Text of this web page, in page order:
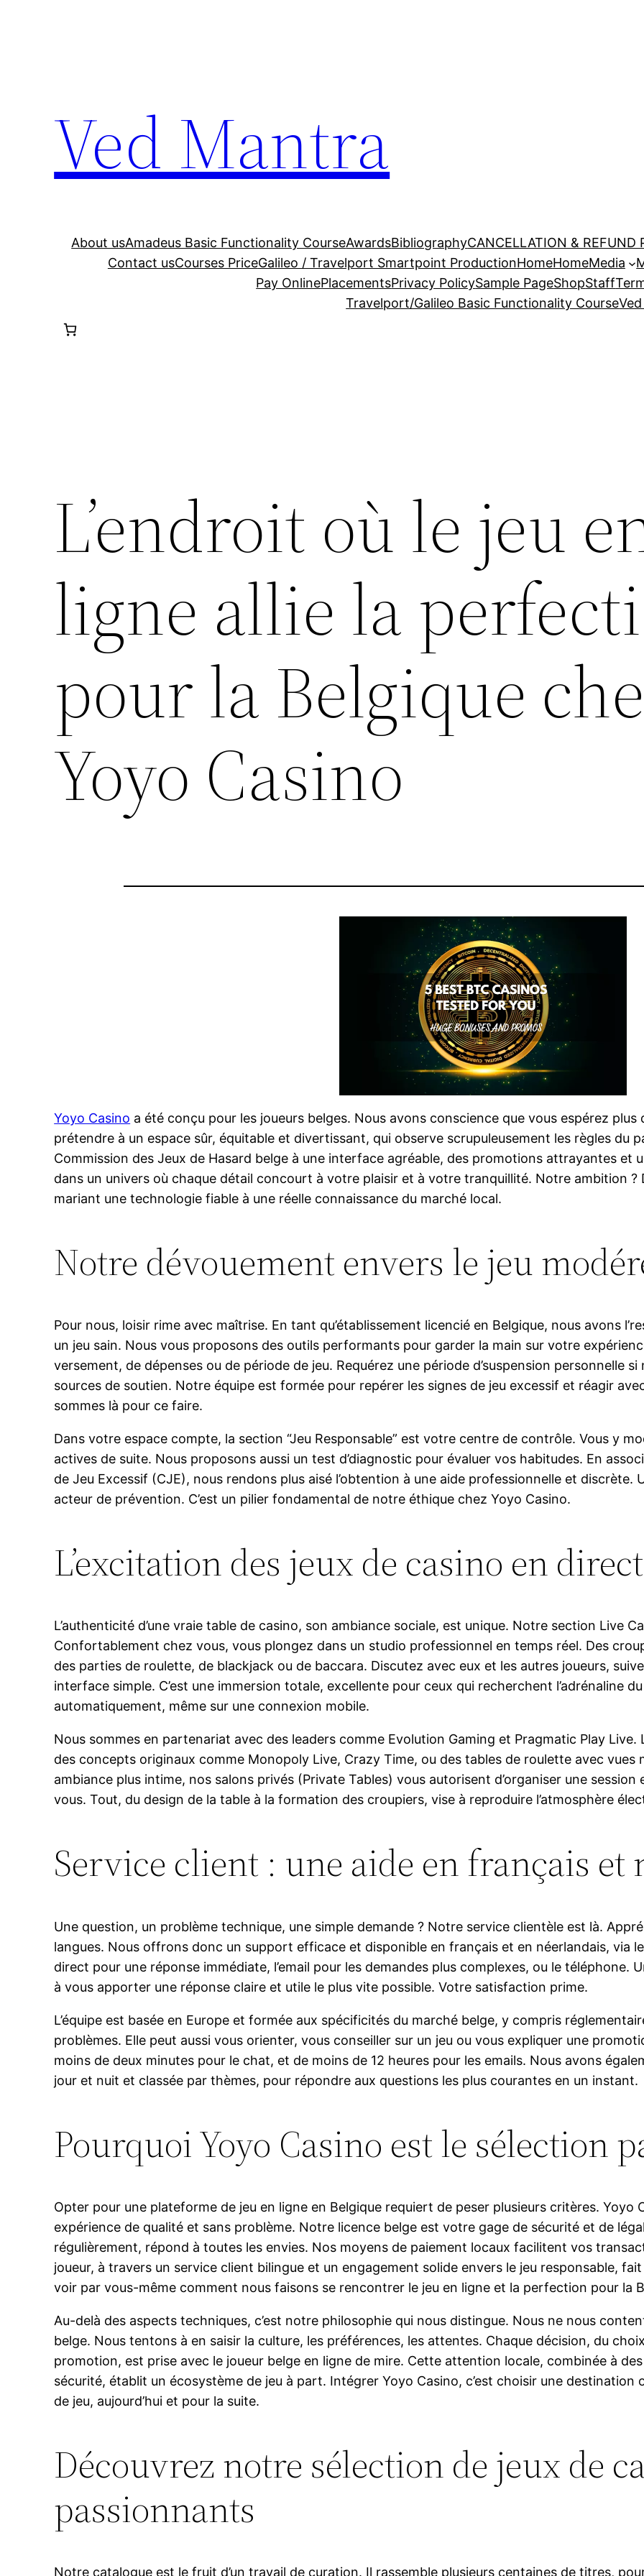
Ved Mantra
About usAmadeus Basic Functionality CourseAwardsBibliographyCANCELLATION & REFUND
Contact usCourses PriceGalileo / Travelport Smartpoint ProductionHomeHomeMedia
Pay OnlinePlacementsPrivacy PolicySample PageShopStaff
Travelport/Galileo Basic Functionality Course
L’endroit où le jeu
ligne allie la
pour la Belgique
Yoyo Casino
Yoyo Casino a été conçu pour les joueurs belges. Nous avons conscience que vous espérez plus
prétendre à un espace sûr, équitable et divertissant, qui observe scrupuleusement les règles du
Commission des Jeux de Hasard belge à une interface agréable, des promotions attrayantes et
dans un univers où chaque détail concourt à votre plaisir et à votre tranquillité. Notre ambition
mariant une technologie fiable à une réelle connaissance du marché local.
Notre dévouement envers le jeu
Pour nous, loisir rime avec maîtrise. En tant qu’établissement licencié en Belgique, nous avons
un jeu sain. Nous vous proposons des outils performants pour garder la main sur votre
versement, de dépenses ou de période de jeu. Requérez une période d’suspension personnelle
sources de soutien. Notre équipe est formée pour repérer les signes de jeu excessif et réagir
sommes là pour ce faire.
Dans votre espace compte, la section “Jeu Responsable” est votre centre de contrôle. Vous y
actives de suite. Nous proposons aussi un test d’diagnostic pour évaluer vos habitudes. En
de Jeu Excessif (CJE), nous rendons plus aisé l’obtention à une aide professionnelle et discrète.
acteur de prévention. C’est un pilier fondamental de notre éthique chez Yoyo Casino.
L’excitation des jeux de casino en
L’authenticité d’une vraie table de casino, son ambiance sociale, est unique. Notre section Live
Confortablement chez vous, vous plongez dans un studio professionnel en temps réel. Des
des parties de roulette, de blackjack ou de baccara. Discutez avec eux et les autres joueurs,
interface simple. C’est une immersion totale, excellente pour ceux qui recherchent l’adrénaline
automatiquement, même sur une connexion mobile.
Nous sommes en partenariat avec des leaders comme Evolution Gaming et Pragmatic Play
des concepts originaux comme Monopoly Live, Crazy Time, ou des tables de roulette avec
ambiance plus intime, nos salons privés (Private Tables) vous autorisent d’organiser une
vous. Tout, du design de la table à la formation des croupiers, vise à reproduire l’atmosphère
Service client : une aide en français et
Une question, un problème technique, une simple demande ? Notre service clientèle est là.
langues. Nous offrons donc un support efficace et disponible en français et en néerlandais, via
direct pour une réponse immédiate, l’email pour les demandes plus complexes, ou le téléphone.
à vous apporter une réponse claire et utile le plus vite possible. Votre satisfaction prime.
L’équipe est basée en Europe et formée aux spécificités du marché belge, y compris
problèmes. Elle peut aussi vous orienter, vous conseiller sur un jeu ou vous expliquer une
moins de deux minutes pour le chat, et de moins de 12 heures pour les emails. Nous avons
jour et nuit et classée par thèmes, pour répondre aux questions les plus courantes en un instant.
Pourquoi Yoyo Casino est le sélection
Opter pour une plateforme de jeu en ligne en Belgique requiert de peser plusieurs critères. Yoyo
expérience de qualité et sans problème. Notre licence belge est votre gage de sécurité et de
régulièrement, répond à toutes les envies. Nos moyens de paiement locaux facilitent vos
joueur, à travers un service client bilingue et un engagement solide envers le jeu responsable,
voir par vous-même comment nous faisons se rencontrer le jeu en ligne et la perfection pour la
Au-delà des aspects techniques, c’est notre philosophie qui nous distingue. Nous ne nous
belge. Nous tentons à en saisir la culture, les préférences, les attentes. Chaque décision, du
promotion, est prise avec le joueur belge en ligne de mire. Cette attention locale, combinée à
sécurité, établit un écosystème de jeu à part. Intégrer Yoyo Casino, c’est choisir une destination
de jeu, aujourd’hui et pour la suite.
Découvrez notre sélection de jeux de
passionnants
Notre catalogue est le fruit d’un travail de curation. Il rassemble plusieurs centaines de titres,